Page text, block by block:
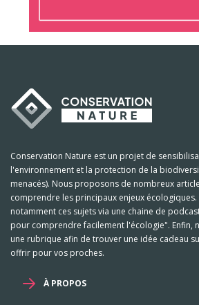
Conservation Nature est un projet de
l'environnement et la protection de la
menacés). Nous proposons de nombreux
comprendre les principaux enjeux
notamment ces sujets via une chaine de
pour comprendre facilement l'écologie". Enfin,
une rubrique afin de trouver une idée cadeau
offrir pour vos proches.
À PROPOS